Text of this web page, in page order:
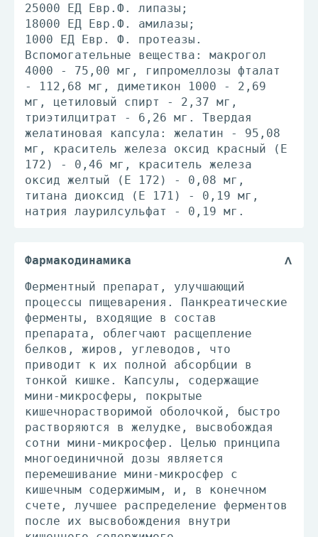
25000 ЕД Евр.Ф. липазы;
18000 ЕД Евр.Ф. амилазы;
1000 ЕД Евр. Ф. протеазы.
Вспомогательные вещества: макрогол
4000 - 75,00 мг, гипромеллозы фталат
- 112,68 мг, диметикон 1000 - 2,69
мг, цетиловый спирт - 2,37 мг,
триэтилцитрат - 6,26 мг. Твердая
желатиновая капсула: желатин - 95,08
мг, краситель железа оксид красный (E
172) - 0,46 мг, краситель железа
оксид желтый (E 172) - 0,08 мг,
титана диоксид (Е 171) - 0,19 мг,
натрия лаурилсульфат - 0,19 мг.
Фармакодинамика
Ферментный препарат, улучшающий
процессы пищеварения. Панкреатические
ферменты, входящие в состав
препарата, облегчают расщепление
белков, жиров, углеводов, что
приводит к их полной абсорбции в
тонкой кишке. Капсулы, содержащие
мини-микросферы, покрытые
кишечнорастворимой оболочкой, быстро
растворяются в желудке, высвобождая
сотни мини-микросфер. Целью принципа
многоединичной дозы является
перемешивание мини-микросфер с
кишечным содержимым, и, в конечном
счете, лучшее распределение ферментов
после их высвобождения внутри